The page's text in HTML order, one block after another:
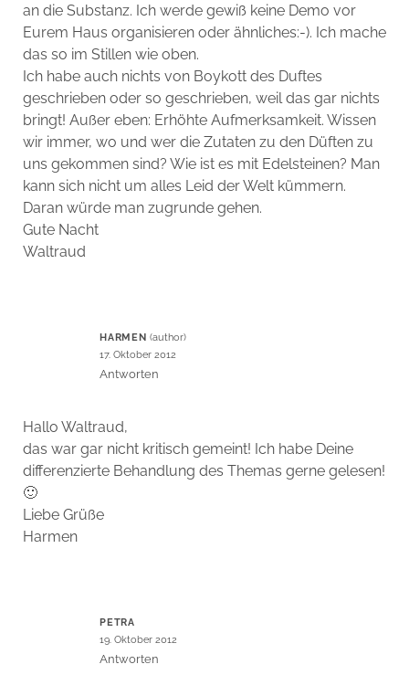
an die Substanz. Ich werde gewiß keine Demo vor
Eurem Haus organisieren oder ähnliches:-). Ich mache
das so im Stillen wie oben.
Ich habe auch nichts von Boykott des Duftes
geschrieben oder so geschrieben, weil das gar nichts
bringt! Außer eben: Erhöhte Aufmerksamkeit. Wissen
wir immer, wo und wer die Zutaten zu den Düften zu
uns gekommen sind? Wie ist es mit Edelsteinen? Man
kann sich nicht um alles Leid der Welt kümmern.
Daran würde man zugrunde gehen.
Gute Nacht
Waltraud
HARMEN
17. Oktober 2012
Antworten
Hallo Waltraud,
das war gar nicht kritisch gemeint! Ich habe Deine
differenzierte Behandlung des Themas gerne gelesen!
🙂
Liebe Grüße
Harmen
PETRA
19. Oktober 2012
Antworten